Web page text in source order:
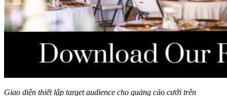
Giao diện thiết lập target audience cho quảng cáo cưới trên